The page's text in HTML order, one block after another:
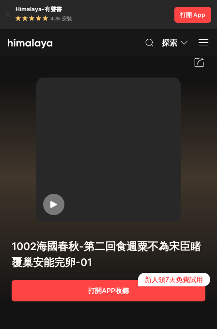
Himalaya-有聲書
4.8k 安裝
打開 App
探索
1002海國春秋-第二回食週粟不為宋臣睹
覆巢安能完卵-01
打開APP收聽
新人領7天免費試用